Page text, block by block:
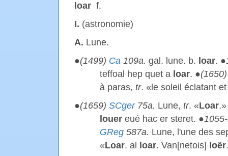
loar f.
I. (astronomie)
A. Lune.
●(1499) Ca 109a. gal. lune. b. loar. ●
teffoal hep quet a loar. ●
à paras, tr. «le soleil éclatant
●(1659) SCger75a. Lune, tr. «Loar
louer eué hac er steret. ●
GReg 587a. Lune, l'une des
«Loar. al loar. Van[netois] loër